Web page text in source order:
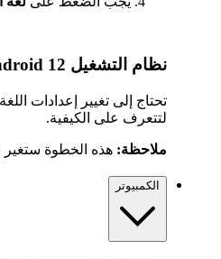
نظام التشغيل Android 12 والإصدارات الأقدم
تحتاج إلى تغيير إعدادات
لتتعرف على الكيفية.
ملاحظة: هذه الخطوة ستغير
الكمبيوتر